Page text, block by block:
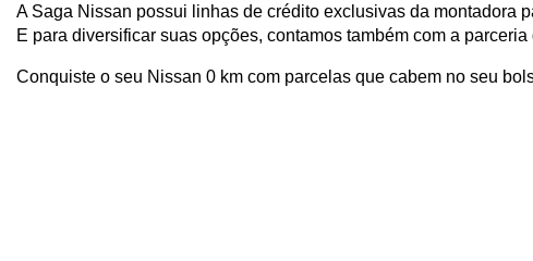
A Saga Nissan possui linhas de crédito exclusivas da montadora
E para diversificar suas opções, contamos também com a parceria
Conquiste o seu Nissan 0 km com parcelas que cabem no seu